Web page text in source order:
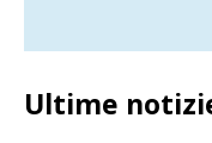
Ultime